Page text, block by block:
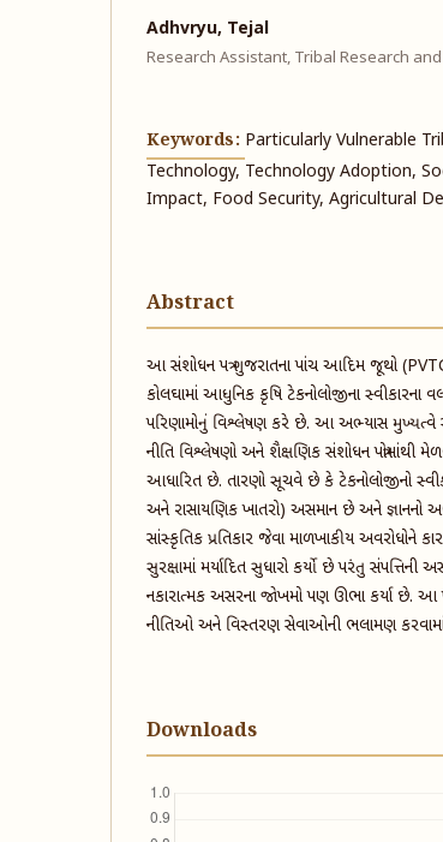
Adhvryu, Tejal
Research Assistant, Tribal Research
Keywords: Particularly Vulnerable
Technology, Technology Adoption,
Impact, Food Security, Agricultural
Abstract
આ સંશોધન પત્ર ગુજરાતના પાંચ આદિમ જૂથો
કોલઘામાં આધુનિક કૃષિ ટેકનોલોજીના સ્વીકારના
પરિણામોનું વિશ્લેષણ કરે છે. આ અભ્યાસ મુખ્યત્વે
નીતિ વિશ્લેષણો અને શૈક્ષણિક સંશોધન
આધારિત છે. તારણો સૂચવે છે કે ટેકનોલોજીનો
અને રાસાયણિક ખાતરો) અસમાન છે અને જ્ઞાનનો
સાંસ્કૃતિક પ્રતિકાર જેવા માળખાકીય અવરોધોને
સુરક્ષામાં મર્યાદિત સુધારો કર્યો છે પરંતુ
નકારાત્મક અસરના જોખમો પણ ઊભા કર્યા છે. આ
નીતિઓ અને વિસ્તરણ સેવાઓની ભલામણ
Downloads